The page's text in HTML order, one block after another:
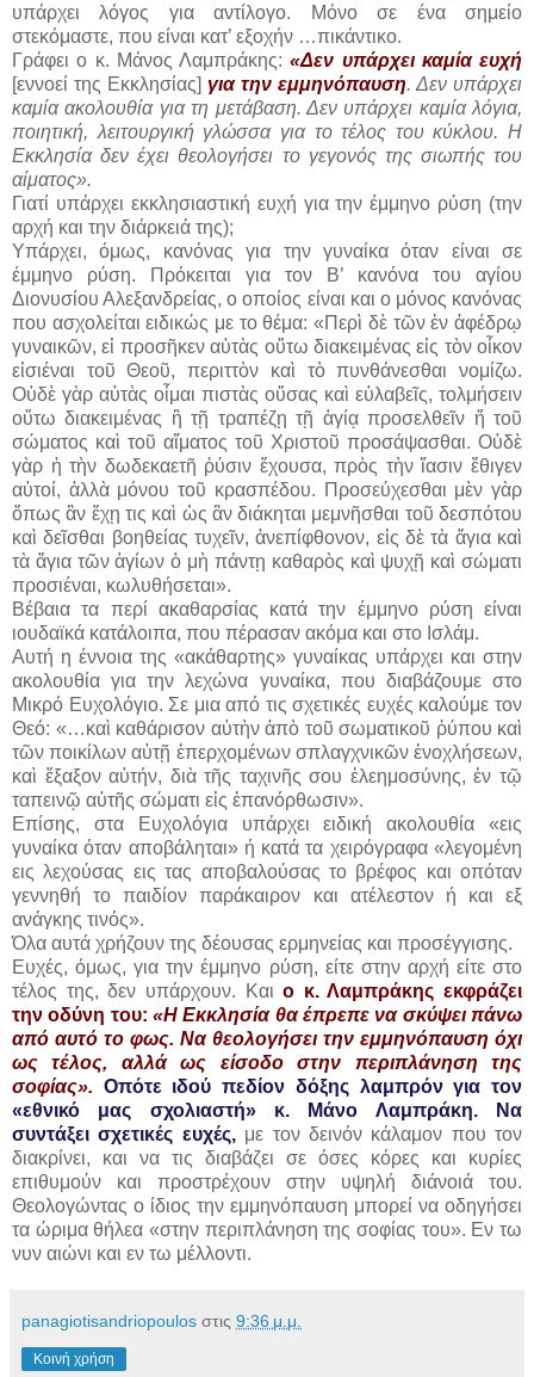
υπάρχει λόγος για αντίλογο. Μόνο σε ένα σημείο
στεκόμαστε, που είναι κατ’ εξοχήν …πικάντικο.
Γράφει ο κ. Μάνος Λαμπράκης: «Δεν υπάρχει καμία ευχή
[εννοεί της Εκκλησίας] για την εμμηνόπαυση. Δεν υπάρχει
καμία ακολουθία για τη μετάβαση. Δεν υπάρχει καμία λόγια,
ποιητική, λειτουργική γλώσσα για το τέλος του κύκλου. Η
Εκκλησία δεν έχει θεολογήσει το γεγονός της σιωπής του
αίματος».
Γιατί υπάρχει εκκλησιαστική ευχή για την έμμηνο ρύση (την
αρχή και την διάρκειά της);
Υπάρχει, όμως, κανόνας για την γυναίκα όταν είναι σε
έμμηνο ρύση. Πρόκειται για τον Β’ κανόνα του αγίου
Διονυσίου Αλεξανδρείας, ο οποίος είναι και ο μόνος κανόνας
που ασχολείται ειδικώς με το θέμα: «Περὶ δὲ τῶν ἐν ἀφέδρῳ
γυναικῶν, εἰ προσῆκεν αὐτὰς οὔτω διακειμένας εἰς τὸν οἶκον
εἰσιέναι τοῦ Θεοῦ, περιττὸν καὶ τὸ πυνθάνεσθαι νομίζω.
Οὐδὲ γὰρ αὐτὰς οἶμαι πιστὰς οὔσας καὶ εὐλαβεῖς, τολμήσειν
οὕτω διακειμένας ἢ τῇ τραπέζῃ τῇ ἁγίᾳ προσελθεῖν ἤ τοῦ
σώματος καὶ τοῦ αἵματος τοῦ Χριστοῦ προσάψασθαι. Οὐδὲ
γὰρ ἡ τὴν δωδεκαετῆ ῥύσιν ἔχουσα, πρὸς τὴν ἴασιν ἔθιγεν
αὐτοί, ἀλλὰ μόνου τοῦ κρασπέδου. Προσεύχεσθαι μὲν γὰρ
ὄπως ἂν ἔχῃ τις καὶ ὡς ἂν διάκηται μεμνῆσθαι τοῦ δεσπότου
καὶ δεῖσθαι βοηθείας τυχεῖν, ἀνεπίφθονον, εἰς δὲ τὰ ἅγια καὶ
τὰ ἅγια τῶν ἁγίων ὁ μὴ πάντῃ καθαρὸς καὶ ψυχῇ καὶ σώματι
προσιέναι, κωλυθήσεται».
Βέβαια τα περί ακαθαρσίας κατά την έμμηνο ρύση είναι
ιουδαϊκά κατάλοιπα, που πέρασαν ακόμα και στο Ισλάμ.
Αυτή η έννοια της «ακάθαρτης» γυναίκας υπάρχει και στην
ακολουθία για την λεχώνα γυναίκα, που διαβάζουμε στο
Μικρό Ευχολόγιο. Σε μια από τις σχετικές ευχές καλούμε τον
Θεό: «…καὶ καθάρισον αὐτὴν ἀπὸ τοῦ σωματικοῦ ῥύπου καὶ
τῶν ποικίλων αὐτῇ ἐπερχομένων σπλαγχνικῶν ἐνοχλήσεων,
καὶ ἔξαξον αὐτήν, διὰ τῆς ταχινῆς σου ἐλεημοσύνης, ἐν τῷ
ταπεινῷ αὐτῆς σώματι εἰς ἐπανόρθωσιν».
Επίσης, στα Ευχολόγια υπάρχει ειδική ακολουθία «εις
γυναίκα όταν αποβάληται» ή κατά τα χειρόγραφα «λεγομένη
εις λεχούσας εις τας αποβαλούσας το βρέφος και οπόταν
γεννηθή το παιδίον παράκαιρον και ατέλεστον ή και εξ
ανάγκης τινός».
Όλα αυτά χρήζουν της δέουσας ερμηνείας και προσέγγισης.
Ευχές, όμως, για την έμμηνο ρύση, είτε στην αρχή είτε στο
τέλος της, δεν υπάρχουν. Καιο κ. Λαμπράκης εκφράζει
την οδύνη του: «Η Εκκλησία θα έπρεπε να σκύψει πάνω
από αυτό το φως. Να θεολογήσει την εμμηνόπαυση όχι
ως τέλος, αλλά ως είσοδο στην περιπλάνηση της
σοφίας». Οπότε ιδού πεδίον δόξης λαμπρόν για τον
«εθνικό μας σχολιαστή» κ. Μάνο Λαμπράκη. Να
συντάξει σχετικές ευχές,με τον δεινόν κάλαμον που τον
διακρίνει, και να τις διαβάζει σε όσες κόρες και κυρίες
επιθυμούν και προστρέχουν στην υψηλή διάνοιά του.
Θεολογώντας ο ίδιος την εμμηνόπαυση μπορεί να οδηγήσει
τα ώριμα θήλεα «στην περιπλάνηση της σοφίας του». Εν τω
νυν αιώνι και εν τω μέλλοντι.
panagiotisandriopoulos στις 9:36 μ.μ.
Κοινή χρήση